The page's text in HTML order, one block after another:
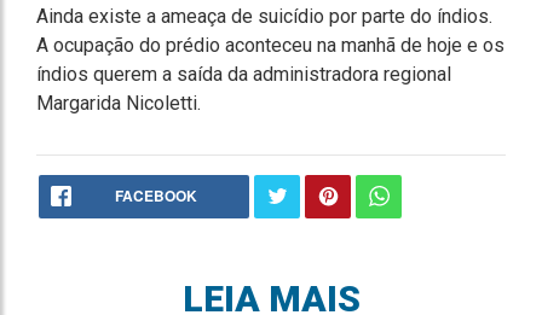
Ainda existe a ameaça de suicídio por parte do índios.
A ocupação do prédio aconteceu na manhã de hoje e os
índios querem a saída da administradora regional
Margarida Nicoletti.
FACEBOOK
LEIA MAIS